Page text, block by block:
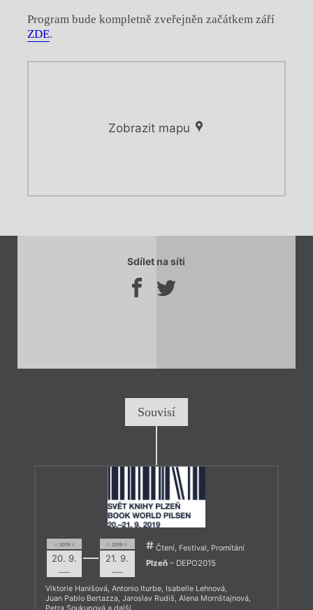
Program bude kompletně zveřejněn začátkem září
ZDE.
Zobrazit mapu
Načítá se.
Chviličku.
Načítá se.
Sdílet na síti
Souvisí
= 2019 =
20. 9.
––––
= 2019 =
21. 9.
––––
Čtení, Festival, Promítání
Plzeň – DEPO2015
Viktorie Hanišová, Antonio Iturbe, Isabelle Lehnová,
Juan Pablo Bertazza, Jaroslav Rudiš, Alena Mornštajnová,
Petra Soukupová a další